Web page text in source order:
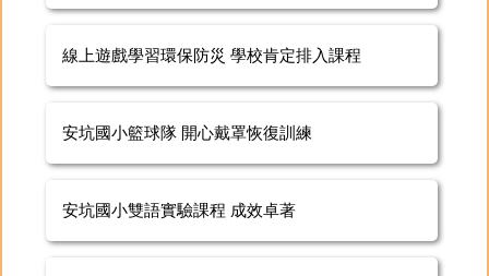
線上遊戲學習環保防災 學校肯定排入課程
安坑國小籃球隊 開心戴罩恢復訓練
安坑國小雙語實驗課程 成效卓著